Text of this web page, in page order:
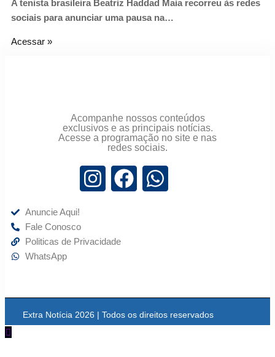
A tenista brasileira Beatriz Haddad Maia recorreu às redes
sociais para anunciar uma pausa na…
Acessar »
Acompanhe nossos conteúdos
exclusivos e as principais notícias.
Acesse a programação no site e nas
redes sociais.
Anuncie Aqui!
Fale Conosco
Politicas de Privacidade
WhatsApp
Extra Notícia 2026 | Todos os direitos reservados